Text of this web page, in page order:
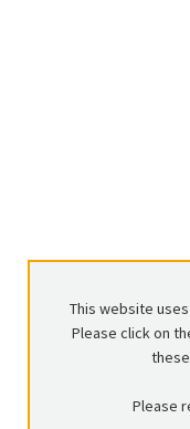
This website
Please click on
Please